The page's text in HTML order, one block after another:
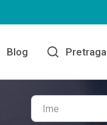
Blog Pretraga